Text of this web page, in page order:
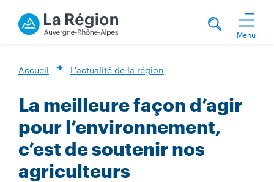
Menu
Accueil L'actualité de la région
La meilleure façon d’agir
pour l’environnement,
c’est de soutenir nos
agriculteurs